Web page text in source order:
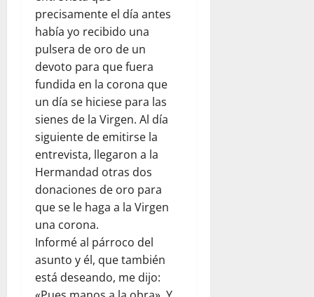
precisamente el día antes
había yo recibido una
pulsera de oro de un
devoto para que fuera
fundida en la corona que
un día se hiciese para las
sienes de la Virgen. Al día
siguiente de emitirse la
entrevista, llegaron a la
Hermandad otras dos
donaciones de oro para
que se le haga a la Virgen
una corona.
Informé al párroco del
asunto y él, que también
está deseando, me dijo: